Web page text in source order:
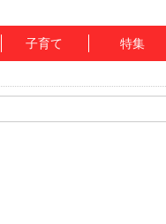
子育て 特集